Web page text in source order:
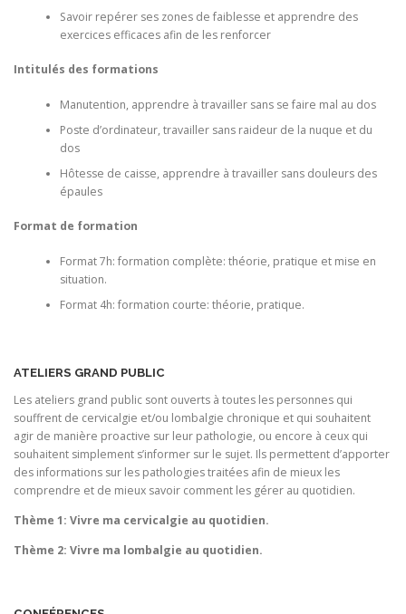
Savoir repérer ses zones de faiblesse et apprendre des
exercices efficaces afin de les renforcer
Intitulés des formations
Manutention, apprendre à travailler sans se faire mal au dos
Poste d’ordinateur, travailler sans raideur de la nuque et du
dos
Hôtesse de caisse, apprendre à travailler sans douleurs des
épaules
Format de formation
Format 7h: formation complète: théorie, pratique et mise en
situation.
Format 4h: formation courte: théorie, pratique.
ATELIERS GRAND PUBLIC
Les ateliers grand public sont ouverts à toutes les personnes qui
souffrent de cervicalgie et/ou lombalgie chronique et qui souhaitent
agir de manière proactive sur leur pathologie, ou encore à ceux qui
souhaitent simplement s’informer sur le sujet. Ils permettent d’apporter
des informations sur les pathologies traitées afin de mieux les
comprendre et de mieux savoir comment les gérer au quotidien.
Thème 1: Vivre ma cervicalgie au quotidien.
Thème 2: Vivre ma lombalgie au quotidien.